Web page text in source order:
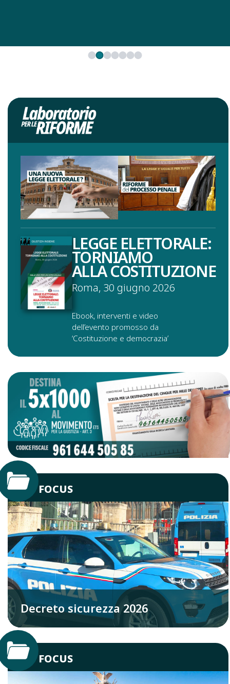
LEGGE ELETTORALE:
TORNIAMO
ALLA COSTITUZIONE
Roma, 30 giugno 2026
Ebook, interventi e video
dell’evento promosso da
‘Costituzione e democrazia’
FOCUS
Decreto sicurezza 2026
FOCUS